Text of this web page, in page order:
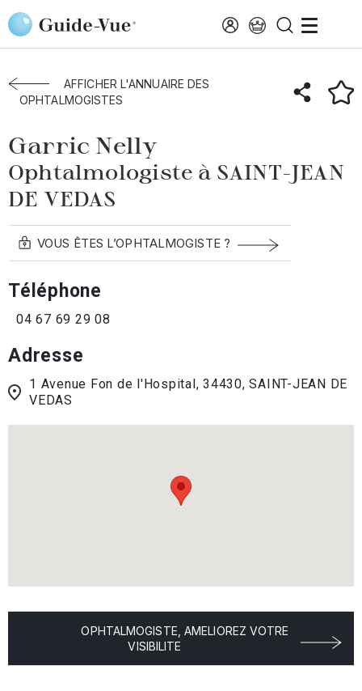
Aller au contenu principal
Accueil Annuaire des ophtalmologistes
Saint-Jean-Vedas
Garric Nelly
AFFICHER L'ANNUAIRE DES
OPHTALMOGISTES
Garric Nelly
Ophtalmologiste à SAINT-JEAN
DE VEDAS
VOUS ÊTES L’OPHTALMOGISTE ?
Téléphone
04 67 69 29 08
Adresse
1 Avenue Fon de l'Hospital, 34430, SAINT-JEAN DE
VEDAS
OPHTALMOGISTE, AMELIOREZ VOTRE
VISIBILITE